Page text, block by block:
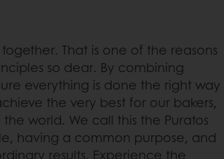
That is one of the reasons
so dear. By combining
everything is done the right way
the very best for our bakers,
world. We call this the Puratos
having a common purpose, and
results. Experience the